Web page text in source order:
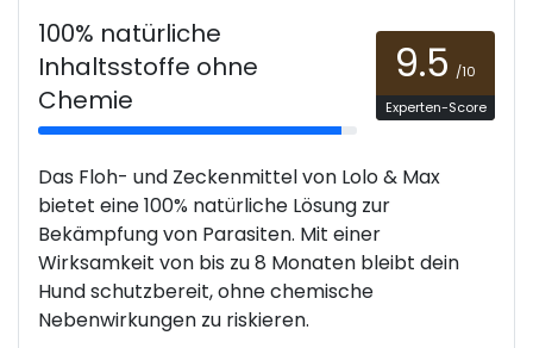
100% natürliche
Inhaltsstoffe ohne
Chemie
9.5 /10
Experten-Score
Das Floh- und Zeckenmittel von Lolo & Max
bietet eine 100% natürliche Lösung zur
Bekämpfung von Parasiten. Mit einer
Wirksamkeit von bis zu 8 Monaten bleibt dein
Hund schutzbereit, ohne chemische
Nebenwirkungen zu riskieren.